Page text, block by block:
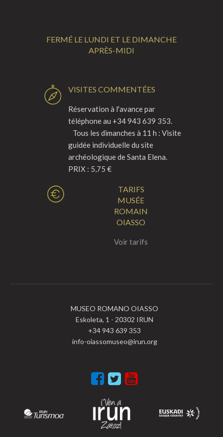
FERMÉ LE LUNDI ET LE DIMANCHE
APRÈS-MIDI
VISITES COMMENTÉES
Réservation à l'avance par
téléphone au +34 943 639 353.
Tous les dimanches à 11 h : Visite
guidée individuelle du site
archéologique de Santa Elena.
PRIX : 5,75 €
TARIFS
MUSÉE
ROMAIN
OIASSO
Voir tarifs
MUSEO ROMANO OIASSO
Eskoleta, 1 - 20302 IRUN
+34 943 639 353
info-oiassomuseo@irun.org